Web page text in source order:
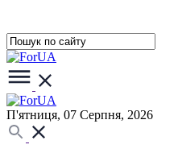
П'ятниця, 07 Серпня, 2026